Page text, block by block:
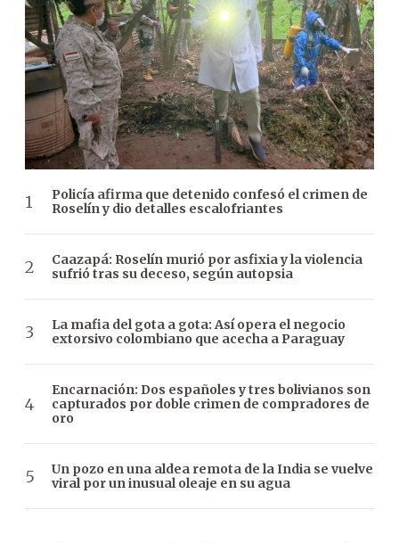
Policía afirma que detenido confesó el crimen de
Roselín y dio detalles escalofriantes
Caazapá: Roselín murió por asfixia y la violencia
sufrió tras su deceso, según autopsia
La mafia del gota a gota: Así opera el negocio
extorsivo colombiano que acecha a Paraguay
Encarnación: Dos españoles y tres bolivianos son
capturados por doble crimen de compradores de
oro
Un pozo en una aldea remota de la India se vuelve
viral por un inusual oleaje en su agua